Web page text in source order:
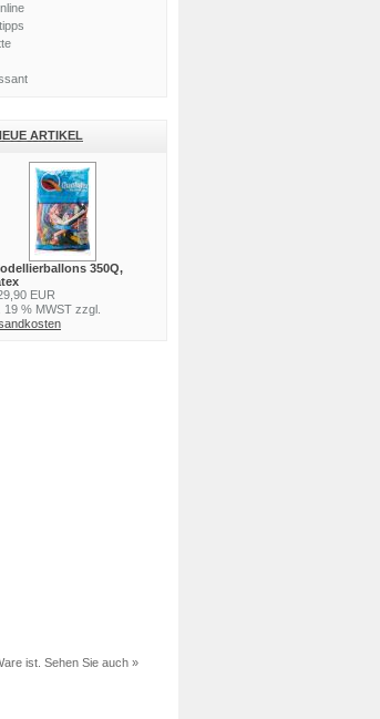
ARTIKEL
350Q,
EUR
19 % MWST zzgl.
ist. Sehen Sie auch »